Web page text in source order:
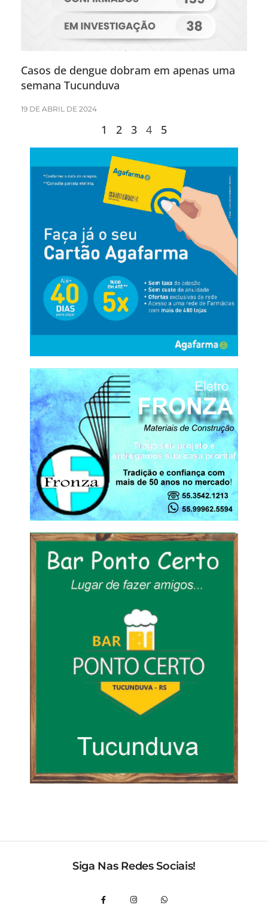
Casos de dengue dobram em apenas uma
semana Tucunduva
19 DE ABRIL DE 2024
1 2 3 4 5
Siga Nas Redes Sociais!